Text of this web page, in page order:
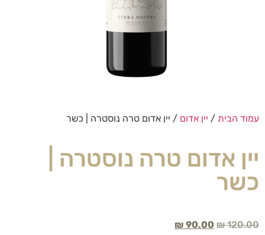
עמוד הבית / יין אדום / יין אדום טרה נוסטרה | כשר
יין אדום טרה נוסטרה |
כשר
₪120.00
₪ 90.00